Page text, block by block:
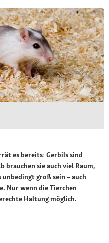
es bereits: Gerbils sind
sie auch viel Raum,
unbedingt groß sein – auch
Nur wenn die Tierchen
Haltung möglich.